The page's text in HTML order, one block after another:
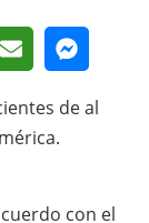
de al
con el